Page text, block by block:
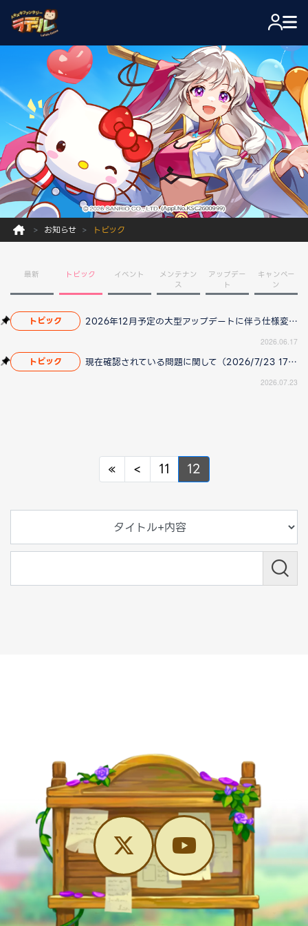
お知らせ トピック
最新 トピック イベント
メンテナン
ス
アップデー
ト
キャンペー
ン
トピック 2026年12月予定の大型アップデートに伴う仕様変更のお知らせ
2026.06.17
トピック 現在確認されている問題に関して（2026/7/23 17:00更新）
2026.07.23
«Previous
< Previous
11 12